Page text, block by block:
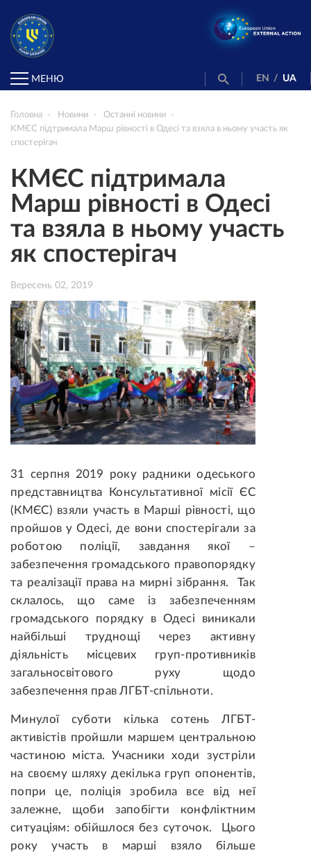
МЕНЮ EN / UA
Головна Новини
Останні новини
КМЄС підтримала Марш рівності в Одесі та взяла в ньому участь як
спостерігач
КМЄС підтримала
Марш рівності в Одесі
та взяла в ньому участь
як спостерігач
Вересень 02, 2019
31 серпня 2019 року радники одеського
представництва Консультативної місії ЄС
(КМЄС) взяли участь в Марші рівності, що
пройшов у Одесі, де вони спостерігали за
роботою поліції, завдання якої –
забезпечення громадського правопорядку
та реалізації права на мирні зібрання. Так
склалось, що саме із забезпеченням
громадського порядку в Одесі виникали
найбільші труднощі через активну
діяльність місцевих груп-противників
загальносвітового руху щодо
забезпечення прав ЛГБТ-спільноти.
Минулої суботи кілька сотень ЛГБТ-
активістів пройшли маршем центральною
частиною міста. Учасники ходи зустріли
на своєму шляху декілька груп опонентів,
попри це, поліція зробила все від неї
залежне, щоби запобігти конфліктним
ситуаціям: обійшлося без суточок. Цього
року участь в марші взяло більше